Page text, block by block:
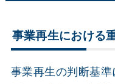
事業再生における
事業再生の判断基